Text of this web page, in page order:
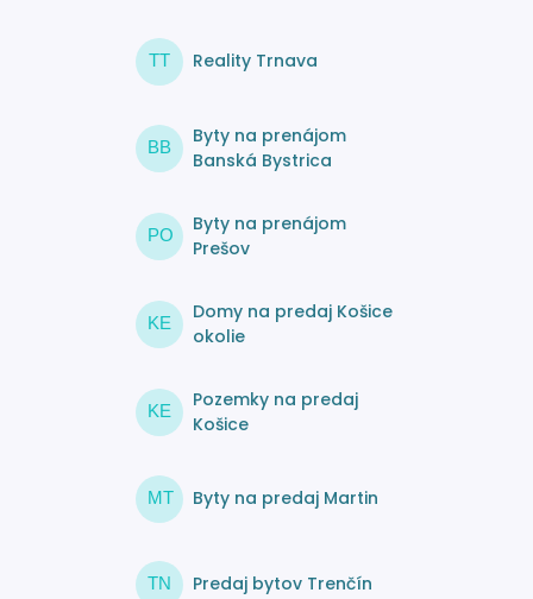
TT Reality Trnava
BB
Byty na prenájom
Banská Bystrica
PO
Byty na prenájom
Prešov
KE
Domy na predaj Košice
okolie
KE
Pozemky na predaj
Košice
MT Byty na predaj Martin
TN Predaj bytov Trenčín